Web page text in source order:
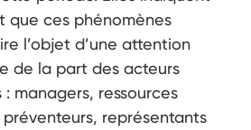
que ces phénomènes
l’objet d’une attention
de la part des acteurs
managers, ressources
préventeurs, représentants